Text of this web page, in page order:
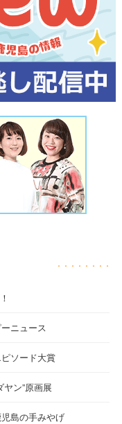
ニュース
ソード大賞
ン”原画展
島の手みやげ